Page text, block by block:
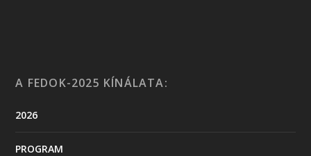
A FEDOK-2025 KÍNÁLATA:
2026
PROGRAM